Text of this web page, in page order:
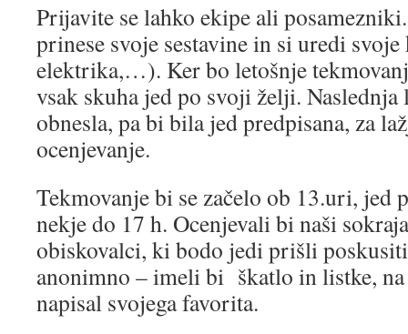
Prijavite se lahko ekipe ali
prinese svoje sestavine in si uredi
elektrika,…). Ker bo letošnje
vsak skuha jed po svoji želji. Naslednja
obnesla, pa bi bila jed predpisana, za
ocenjevanje.
Tekmovanje bi se začelo ob 13.uri, jed
nekje do 17 h. Ocenjevali bi naši
obiskovalci, ki bodo jedi prišli
anonimno – imeli bi škatlo in listke, na
napisal svojega favorita.